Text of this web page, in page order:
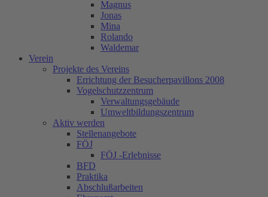
Magnus
Jonas
Mina
Rolando
Waldemar
Verein
Projekte des Vereins
Errichtung der Besucherpavillons 2008
Vogelschutzzentrum
Verwaltungsgebäude
Umweltbildungszentrum
Aktiv werden
Stellenangebote
FÖJ
FÖJ -Erlebnisse
BFD
Praktika
Abschlußarbeiten